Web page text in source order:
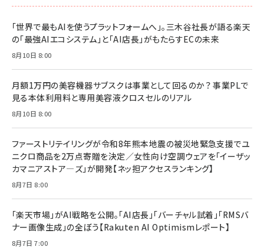
「世界で最もAIを使うプラットフォームへ」。三木谷社長が語る楽天
の「最強AIエコシステム」と「AI店長」がもたらすECの未来
8月10日 8:00
月額1万円の美容機器サブスクは事業として回るのか？ 事業PLで
見る本体利用料と専用美容液クロスセルのリアル
8月10日 8:00
ファーストリテイリングが令和8年熊本地震の被災地緊急支援でユ
ニクロ商品を2万点寄贈を決定／女性向け空調ウェアを「イーザッ
カマニアストア―ズ」が開発【ネッ担アクセスランキング】
8月7日 8:00
「楽天市場」がAI戦略を公開。「AI店長」「バーチャル試着」「RMSバ
ナー画像生成」の全ぼう【Rakuten AI Optimismレポート】
8月7日 7:00